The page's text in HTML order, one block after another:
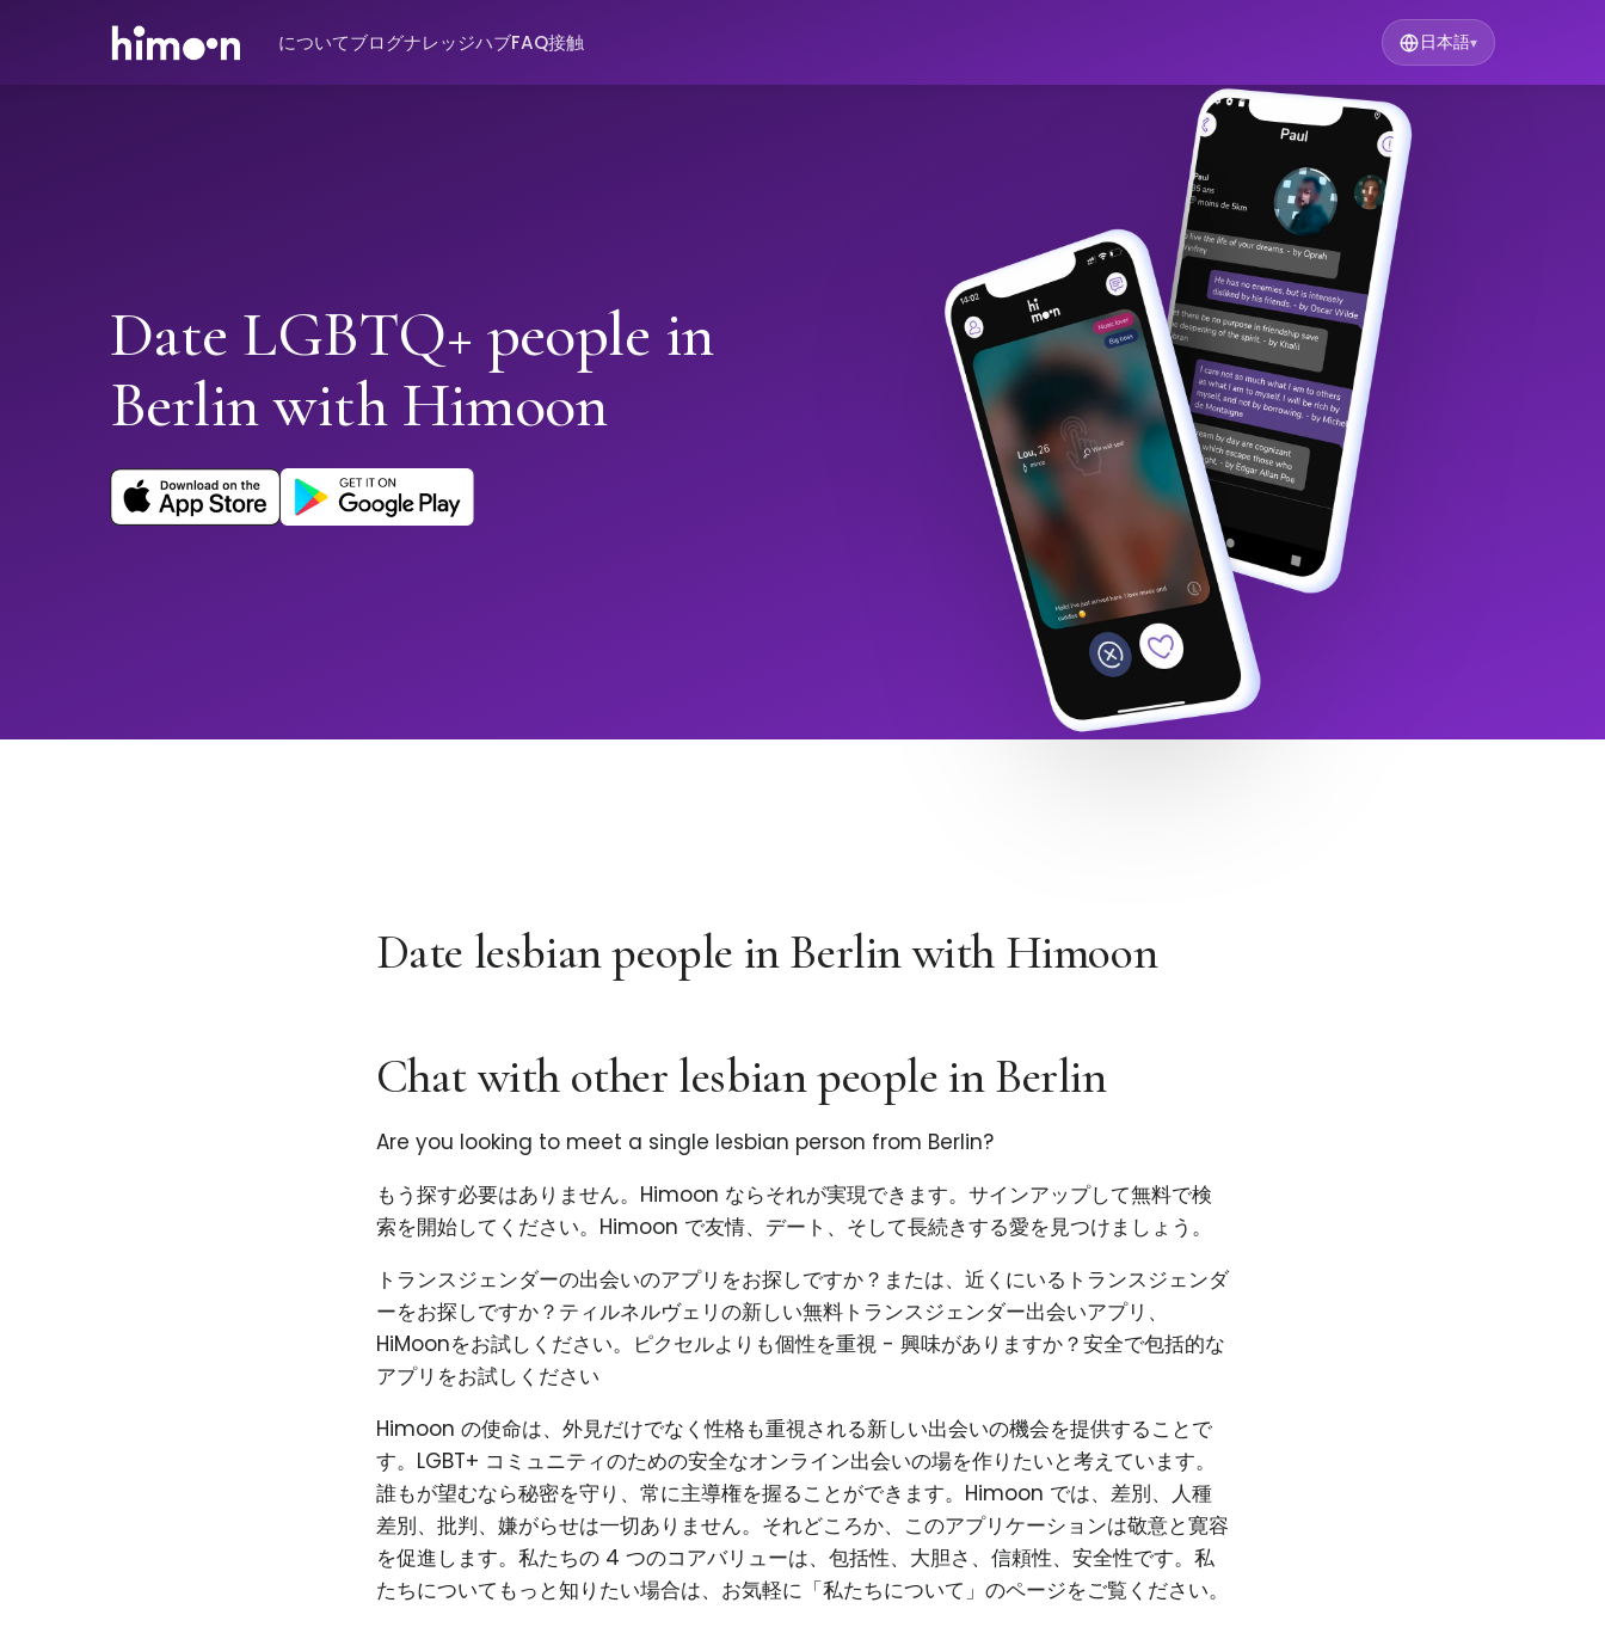
についてブログナレッジハブFAQ接触 日本語▾
Date LGBTQ+ people in
Berlin with Himoon
Date lesbian people in Berlin with Himoon
Chat with other lesbian people in Berlin
Are you looking to meet a single lesbian person from Berlin?
もう探す必要はありません。Himoon ならそれが実現できます。サインアップして無料で検
索を開始してください。Himoon で友情、デート、そして長続きする愛を見つけましょう。
トランスジェンダーの出会いのアプリをお探しですか？または、近くにいるトランスジェンダ
ーをお探しですか？ティルネルヴェリの新しい無料トランスジェンダー出会いアプリ、
HiMoonをお試しください。ピクセルよりも個性を重視 - 興味がありますか？安全で包括的な
アプリをお試しください
Himoon の使命は、外見だけでなく性格も重視される新しい出会いの機会を提供することで
す。LGBT+ コミュニティのための安全なオンライン出会いの場を作りたいと考えています。
誰もが望むなら秘密を守り、常に主導権を握ることができます。Himoon では、差別、人種
差別、批判、嫌がらせは一切ありません。それどころか、このアプリケーションは敬意と寛容
を促進します。私たちの 4 つのコアバリューは、包括性、大胆さ、信頼性、安全性です。私
たちについてもっと知りたい場合は、お気軽に「私たちについて」のページをご覧ください。